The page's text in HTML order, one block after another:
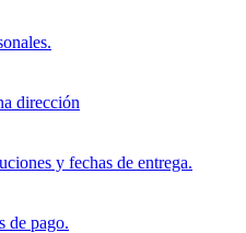
dirección
y fechas de entrega.
de pago.